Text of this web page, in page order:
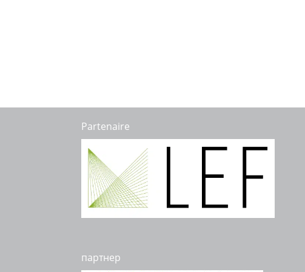
Partenaire
партнер